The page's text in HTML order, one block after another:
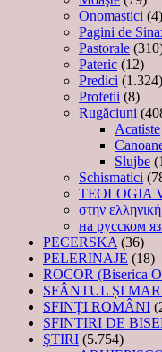
Onomastici (4)
Pagini de
Pastorale
Pateric (12)
Predici (1.324)
Profetii (8)
Rugăciuni
Acatiste
Slujbe
Schismatici
TEOLOGIA
στην
на русском
PECERSKA (36)
PELERINAJE (18)
ROCOR (Biserica
SFÂNTUL ȘI
SFINȚI ROMÂNI
SFINTIRI DE
ŞTIRI (5.754)